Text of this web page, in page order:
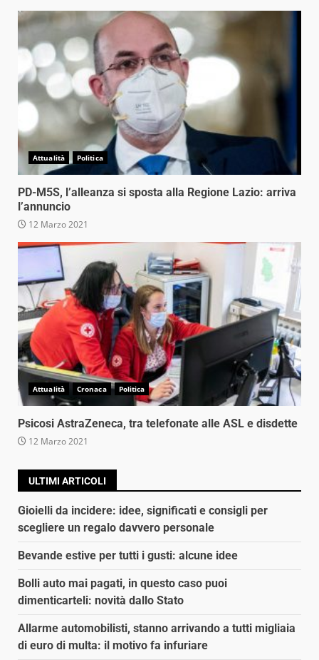
Attualità Politica
PD-M5S, l’alleanza si sposta alla Regione Lazio: arriva
l’annuncio
12 Marzo 2021
Attualità Cronaca Politica
Psicosi AstraZeneca, tra telefonate alle ASL e disdette
12 Marzo 2021
ULTIMI ARTICOLI
Gioielli da incidere: idee, significati e consigli per
scegliere un regalo davvero personale
Bevande estive per tutti i gusti: alcune idee
Bolli auto mai pagati, in questo caso puoi
dimenticarteli: novità dallo Stato
Allarme automobilisti, stanno arrivando a tutti migliaia
di euro di multa: il motivo fa infuriare